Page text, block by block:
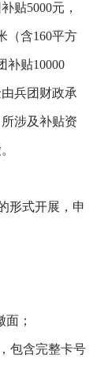
贴5000元，
（含160平方
补贴10000
兵团财政承
涉及补贴资
形式开展，申
；
包含完整卡号